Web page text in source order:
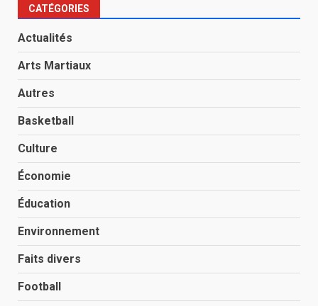
CATÉGORIES
Actualités
Arts Martiaux
Autres
Basketball
Culture
Économie
Éducation
Environnement
Faits divers
Football